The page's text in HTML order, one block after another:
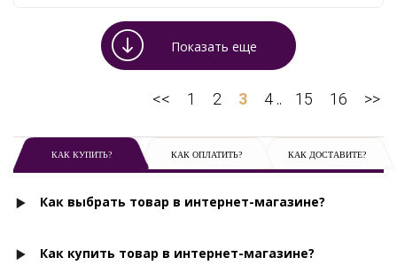
Показать еще
<< 1 2 3 4 .. 15 16 >>
КАК КУПИТЬ? КАК ОПЛАТИТЬ? КАК ДОСТАВИТЕ?
Как выбрать товар в интернет-магазине?
Как купить товар в интернет-магазине?